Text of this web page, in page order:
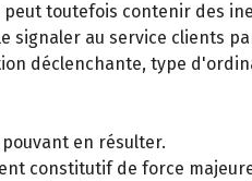
toutefois contenir des
au service clients
déclenchante, type
en résulter.
constitutif de force